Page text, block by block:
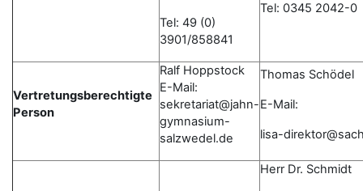
Tel: 49 (0)
3901/858841
Tel: 0345 2042-0
Vertretungsberechtigte
Person
Ralf Hoppstock
E-Mail:
sekretariat@jahn-
gymnasium-
salzwedel.de
Thomas Schödel
E-Mail:
lisa-
Herr Dr. Schmidt